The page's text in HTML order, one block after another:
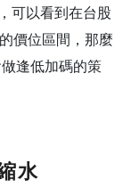
可以看到在台股
價位區間，那麼
逢低加碼的策
水